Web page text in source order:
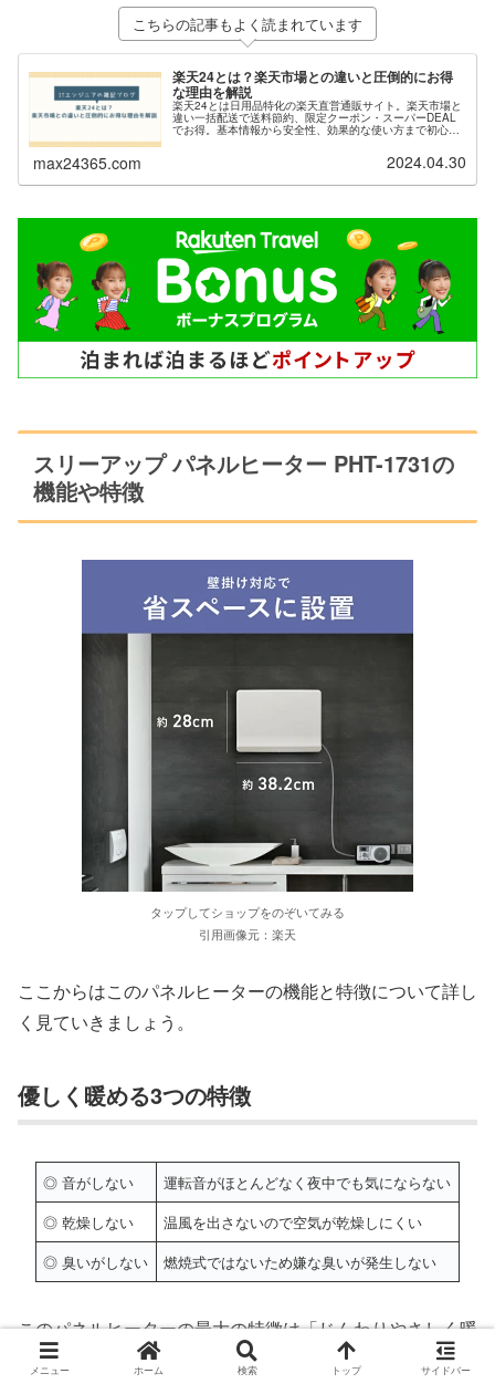
こちらの記事もよく読まれています
楽天24とは？楽天市場との違いと圧倒的にお得
な理由を解説
楽天24とは日用品特化の楽天直営通販サイト。楽天市場と
違い一括配送で送料節約、限定クーポン・スーパーDEAL
でお得。基本情報から安全性、効果的な使い方まで初心者
にもわかりやすく解説。
max24365.com 2024.04.30
スリーアップ パネルヒーター PHT-1731の
機能や特徴
タップしてショップをのぞいてみる
引用画像元：楽天
ここからはこのパネルヒーターの機能と特徴について詳し
く見ていきましょう。
優しく暖める3つの特徴
◎ 音がしない
運転音がほとんどなく夜中でも気にならない
◎ 乾燥しない
温風を出さないので空気が乾燥しにくい
◎ 臭いがしない
燃焼式ではないため嫌な臭いが発生しない
このパネルヒーターの最大の特徴は「じんわりやさしく暖
める」
という点です。
メニュー ホーム 検索 トップ サイドバー